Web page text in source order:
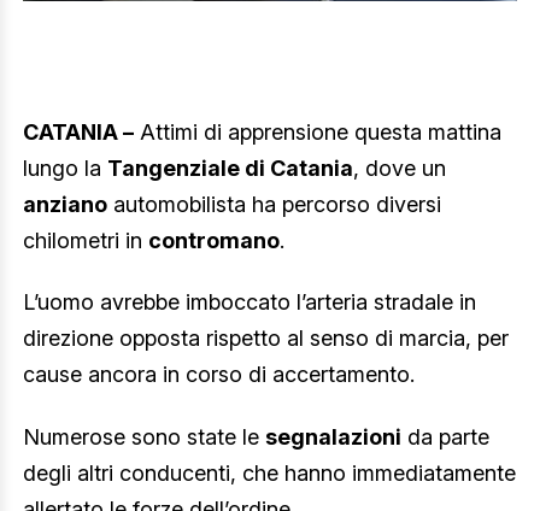
CATANIA – Attimi di apprensione questa mattina
lungo la Tangenziale di Catania, dove un
anziano automobilista ha percorso diversi
chilometri in contromano.
L’uomo avrebbe imboccato l’arteria stradale in
direzione opposta rispetto al senso di marcia, per
cause ancora in corso di accertamento.
Numerose sono state le segnalazioni da parte
degli altri conducenti, che hanno immediatamente